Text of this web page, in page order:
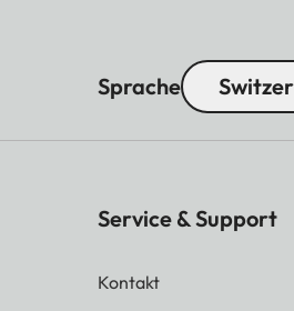
Sprache
Service & Support
Kontakt